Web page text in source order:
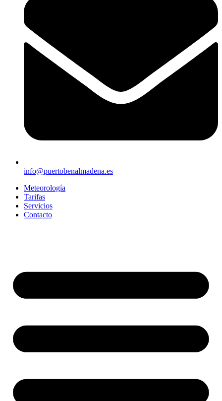
info@puertobenalmadena.es
Meteorología
Tarifas
Servicios
Contacto